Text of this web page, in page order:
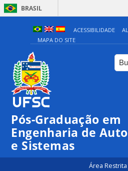
BRASIL
ACESSIBILIDADE
MAPA DO SITE
Pós-Graduação em
Engenharia de
e Sistemas
Área Restrita